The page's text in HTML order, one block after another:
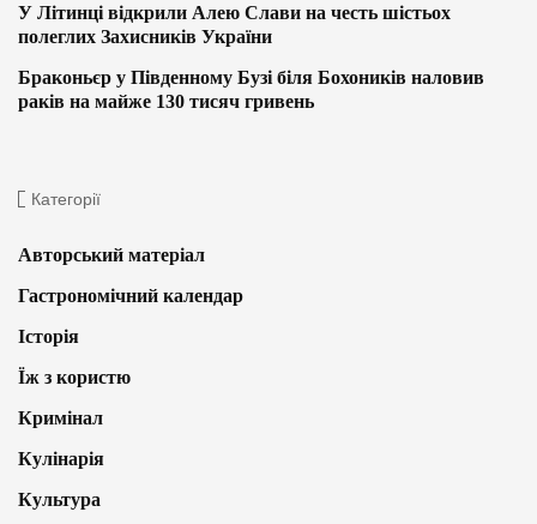
У Літинці відкрили Алею Слави на честь шістьох
полеглих Захисників України
Браконьєр у Південному Бузі біля Бохоників наловив
раків на майже 130 тисяч гривень
Категорії
Авторський матеріал
Гастрономічний календар
Історія
Їж з користю
Кримінал
Кулінарія
Культура